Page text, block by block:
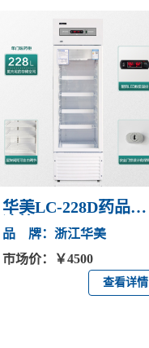
华美LC-228D药品阴
凉箱
品 牌：浙江华美
市场价：￥4500
查看详情